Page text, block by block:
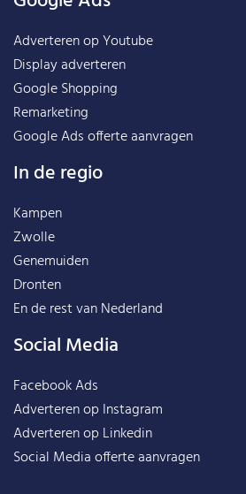
Adverteren op Youtube
Display adverteren
Google Shopping
Remarketing
Google Ads offerte aanvragen
In de regio
Kampen
Zwolle
Genemuiden
Dronten
En de rest vanNederland
Social Media
Facebook Ads
Adverteren op Instagram
Adverteren op Linkedin
Social Media offerte aanvragen